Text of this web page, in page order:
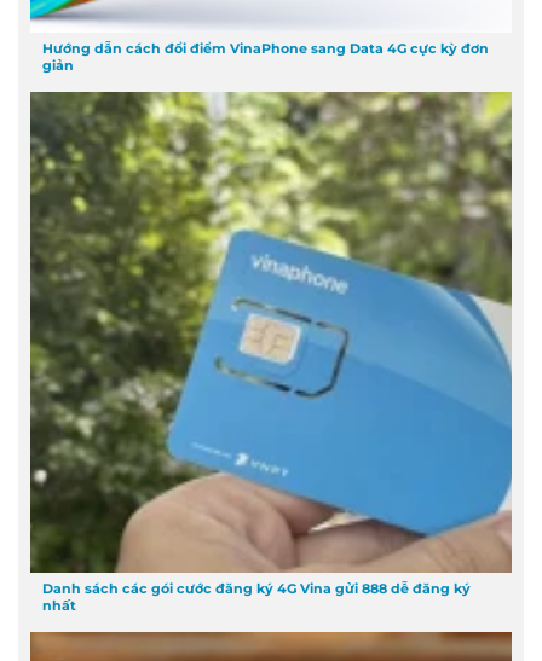
Hướng dẫn cách đổi điểm VinaPhone sang Data 4G cực kỳ đơn
giản
Danh sách các gói cước đăng ký 4G Vina gửi 888 dễ đăng ký
nhất